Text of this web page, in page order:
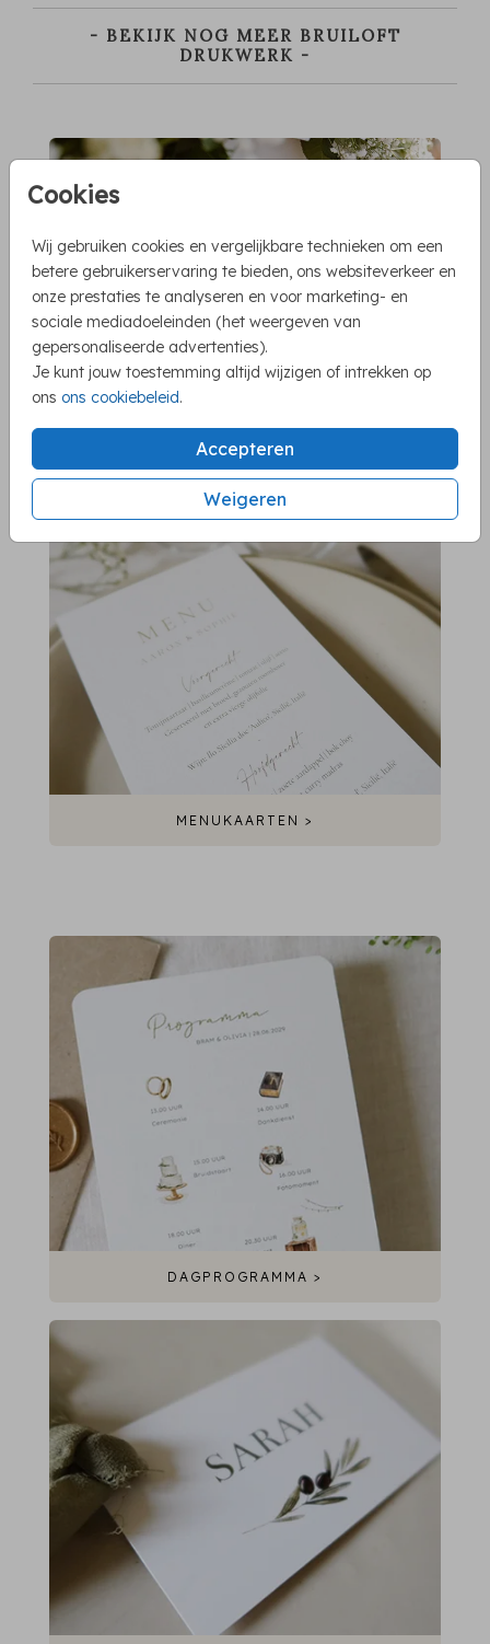
Cookies
Wij gebruiken cookies en vergelijkbare technieken om een
betere gebruikerservaring te bieden, ons websiteverkeer en
onze prestaties te analyseren en voor marketing- en
sociale mediadoeleinden (het weergeven van
gepersonaliseerde advertenties).
Je kunt jouw toestemming altijd wijzigen of intrekken op
ons ons cookiebeleid.
Accepteren
Weigeren
- BEKIJK NOG MEER BRUILOFT
DRUKWERK -
WELKOMSTBORDEN >
MENUKAARTEN >
DAGPROGRAMMA >